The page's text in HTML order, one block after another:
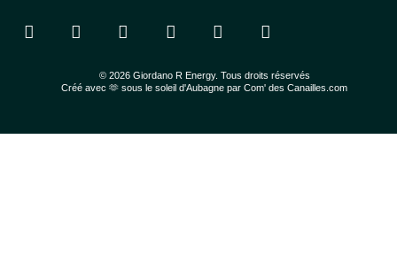
© 2026 Giordano R Energy. Tous droits réservés
Créé avec 🫶 sous le soleil d'Aubagne par Com' des Canailles.com